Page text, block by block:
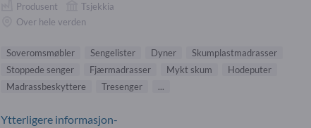
Produsent
Tsjekkia
Over hele verden
Soveromsmøbler Sengelister Dyner
Skumplastmadrasser
Stoppede senger
Fjærmadrasser Mykt skum
Hodeputer
Madrassbeskyttere
Tresenger ...
Ytterligere informasjon-